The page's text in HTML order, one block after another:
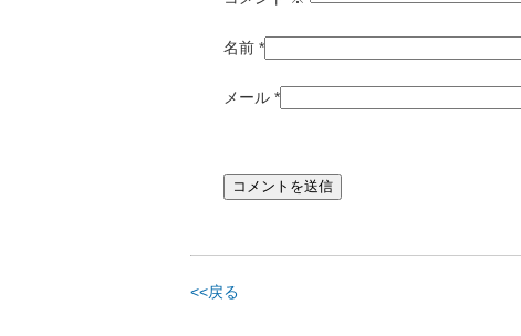
名前 *
メール *
<<戻る